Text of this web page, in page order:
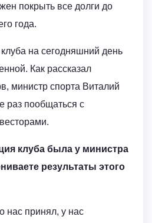
покрыть все долги до
года.
на сегодняшний день
Как рассказал
министр спорта Виталий
раз пообщаться с
клуба была у министра
результаты этого
нас принял, у нас